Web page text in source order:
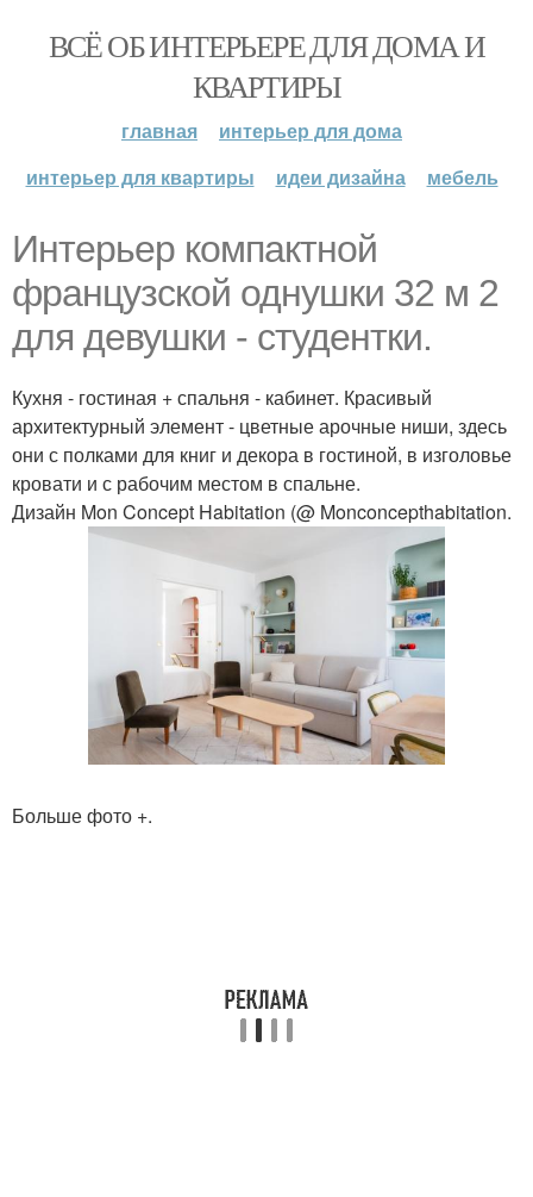
ВСЁ ОБ ИНТЕРЬЕРЕ ДЛЯ ДОМА И
КВАРТИРЫ
главная
интерьер для дома
интерьер для квартиры
идеи дизайна мебель
Интерьер компактной
французской однушки 32 м 2
для девушки - студентки.
Кухня - гостиная + спальня - кабинет. Красивый
архитектурный элемент - цветные арочные ниши, здесь
они с полками для книг и декора в гостиной, в изголовье
кровати и с рабочим местом в спальне.
Дизайн Mon Concept Habitation (@ Monconcepthabitation.
Больше фото +.